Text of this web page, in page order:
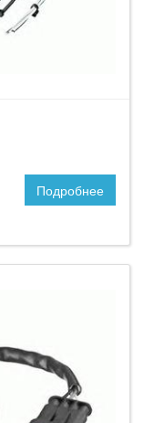
Подробнее